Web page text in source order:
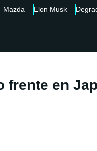
Mazda Elon Musk
frente en